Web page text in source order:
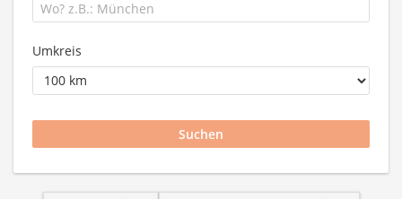
Umkreis